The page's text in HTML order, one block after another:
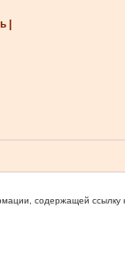
|
содержащей ссылку